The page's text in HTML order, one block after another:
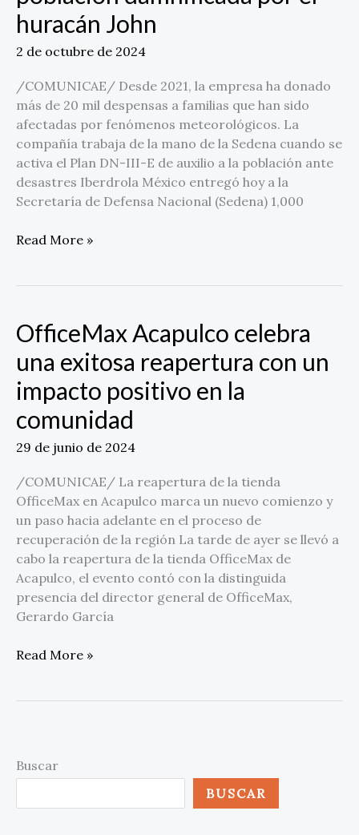
huracán John
2 de octubre de 2024
/COMUNICAE/ Desde 2021, la empresa ha donado
más de 20 mil despensas a familias que han sido
afectadas por fenómenos meteorológicos. La
compañía trabaja de la mano de la Sedena cuando se
activa el Plan DN-III-E de auxilio a la población ante
desastres Iberdrola México entregó hoy a la
Secretaría de Defensa Nacional (Sedena) 1,000
despensas
para
la
damnificada
por
el
huracán
John
Read More »
OfficeMax Acapulco celebra
una exitosa reapertura con un
impacto positivo en la
comunidad
29 de junio de 2024
/COMUNICAE/ La reapertura de la tienda
OfficeMax en Acapulco marca un nuevo comienzo y
un paso hacia adelante en el proceso de
recuperación de la región La tarde de ayer se llevó a
cabo la reapertura de la tienda OfficeMax de
Acapulco, el evento contó con la distinguida
presencia del director general de OfficeMax,
Gerardo García
OfficeMax
Acapulco
celebra
una
exitosa
reapertura
con
impacto
positivo
en
la
comunidad
Read More »
Buscar
BUSCAR